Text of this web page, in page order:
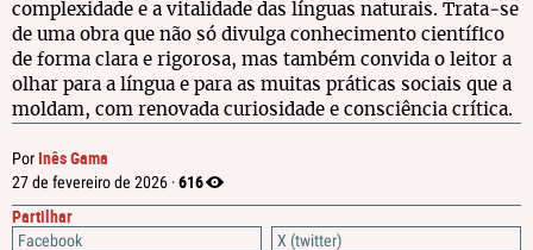
Por Inês Gama
27 de fevereiro de 2026 ·616
Partilhar
Facebook
X (twitter)
complexidade e a vitalidade das línguas naturais. Trata‑se
de uma obra que não só divulga conhecimento científico
de forma clara e rigorosa, mas também convida o leitor a
olhar para a língua e para as muitas práticas sociais que a
moldam, com renovada curiosidade e consciência crítica.